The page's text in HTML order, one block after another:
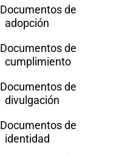
Documentos de
adopción
Documentos de
cumplimiento
Documentos de
divulgación
Documentos de
identidad